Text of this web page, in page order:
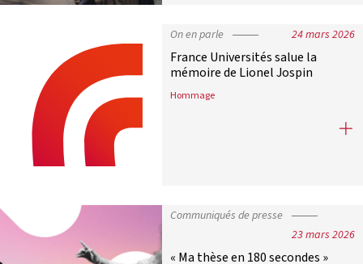
On en parle 24 mars 2026
France Universités salue la
mémoire de Lionel Jospin
Hommage
France Universités salue la
Communiqués de presse
23 mars 2026
« Ma thèse en 180 secondes »